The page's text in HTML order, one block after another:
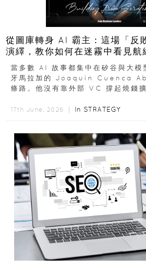
從圖庫轉身 AI 霸主：這場「反
演繹，教你如何在迷霧中看見航
當多數 AI 故事都集中在矽谷與大模
牙馬拉加的 Joaquín Cuenca
條路。他沒有靠外部 VC 撐起燒錢
17th June, 2026 ｜ In STRATEGY